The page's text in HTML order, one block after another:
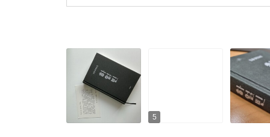
김훈이 그리는 안중근은 희망이 보이지 않는
그렇기에 거대한 세상에 홀로 맞선 안중근의 생애
책의 말미에 실린 ‘후기’에는 안중근의 사형이
고투가 일으킨 변화와, 그럼에도 불구하고 이
울림을 준다. 『하얼빈』은 동양 평화라는 대의를
5